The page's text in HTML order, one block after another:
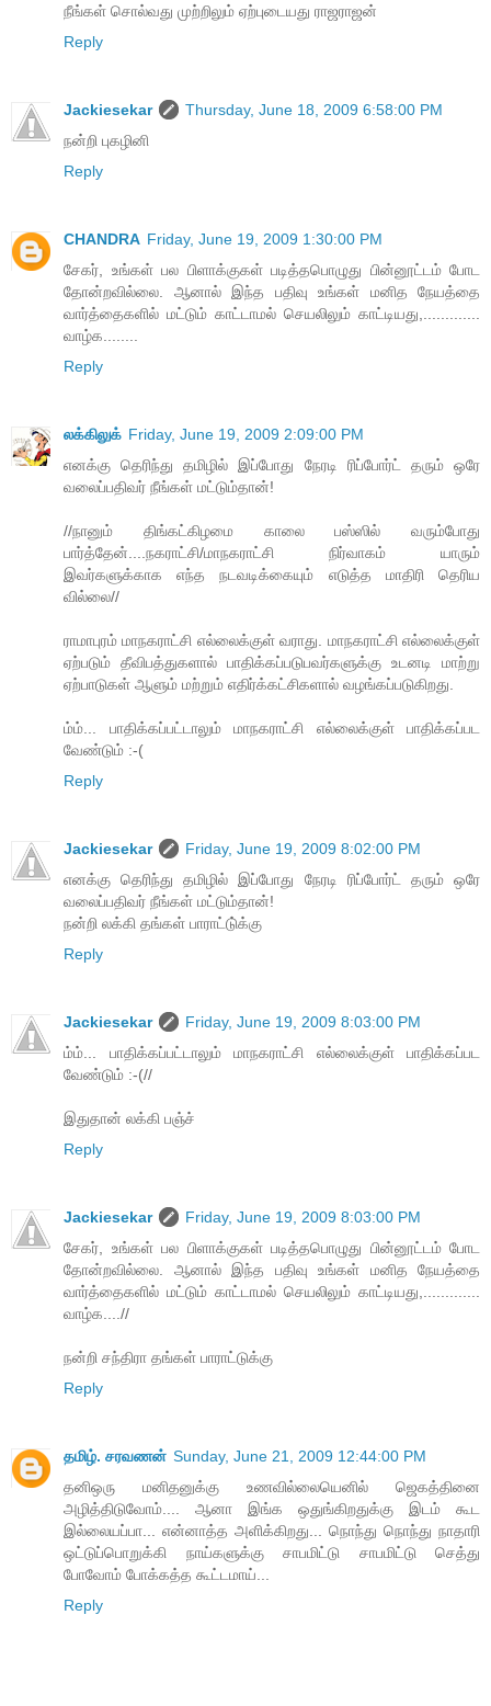
நீங்கள் சொல்வது முற்றிலும் ஏற்புடையது ராஜராஜன்
Reply
Jackiesekar
Thursday, June 18, 2009 6:58:00 PM
நன்றி புகழினி
Reply
CHANDRA Friday, June 19, 2009 1:30:00 PM
சேகர், உங்கள் பல பிளாக்குகள் படித்தபொழுது பின்னூட்டம் போட
தோன்றவில்லை. ஆனால் இந்த பதிவு உங்கள் மனித நேயத்தை
வார்த்தைகளில் மட்டும் காட்டாமல் செயலிலும் காட்டியது,.............
வாழ்க........
Reply
லக்கிலுக் Friday, June 19, 2009 2:09:00 PM
எனக்கு தெரிந்து தமிழில் இப்போது நேரடி ரிப்போர்ட் தரும் ஒரே
வலைப்பதிவர் நீங்கள் மட்டும்தான்!
//நானும் திங்கட்கிழமை காலை பஸ்ஸில் வரும்போது
பார்த்தேன்....நகராட்சி/மாநகராட்சி நிர்வாகம் யாரும்
இவர்களுக்காக எந்த நடவடிக்கையும் எடுத்த மாதிரி தெரிய
வில்லை//
ராமாபுரம் மாநகராட்சி எல்லைக்குள் வராது. மாநகராட்சி எல்லைக்குள்
ஏற்படும் தீவிபத்துகளால் பாதிக்கப்படுபவர்களுக்கு உடனடி மாற்று
ஏற்பாடுகள் ஆளும் மற்றும் எதிர்க்கட்சிகளால் வழங்கப்படுகிறது.
ம்ம்... பாதிக்கப்பட்டாலும் மாநகராட்சி எல்லைக்குள் பாதிக்கப்பட
வேண்டும் :-(
Reply
Jackiesekar
Friday, June 19, 2009 8:02:00 PM
எனக்கு தெரிந்து தமிழில் இப்போது நேரடி ரிப்போர்ட் தரும் ஒரே
வலைப்பதிவர் நீங்கள் மட்டும்தான்!
நன்றி லக்கி தங்கள் பாராட்டு்க்கு
Reply
Jackiesekar
Friday, June 19, 2009 8:03:00 PM
ம்ம்... பாதிக்கப்பட்டாலும் மாநகராட்சி எல்லைக்குள் பாதிக்கப்பட
வேண்டும் :-(//
இதுதான் லக்கி பஞ்ச்
Reply
Jackiesekar
Friday, June 19, 2009 8:03:00 PM
சேகர், உங்கள் பல பிளாக்குகள் படித்தபொழுது பின்னூட்டம் போட
தோன்றவில்லை. ஆனால் இந்த பதிவு உங்கள் மனித நேயத்தை
வார்த்தைகளில் மட்டும் காட்டாமல் செயலிலும் காட்டியது,.............
வாழ்க....//
நன்றி சந்திரா தங்கள் பாராட்டுக்கு
Reply
தமிழ். சரவணன் Sunday, June 21, 2009 12:44:00 PM
தனிஒரு மனிதனுக்கு உணவில்லையெனில் ஜெகத்தினை
அழித்திடுவோம்.... ஆனா இங்க ஒதுங்கிறதுக்கு இடம் கூட
இல்லையப்பா... என்னாத்த அளிக்கிறது... நொந்து நொந்து நாதாரி
ஒட்டுப்பொறுக்கி நாய்களுக்கு சாபமிட்டு சாபமிட்டு செத்து
போவோம் போக்கத்த கூட்டமாய்...
Reply